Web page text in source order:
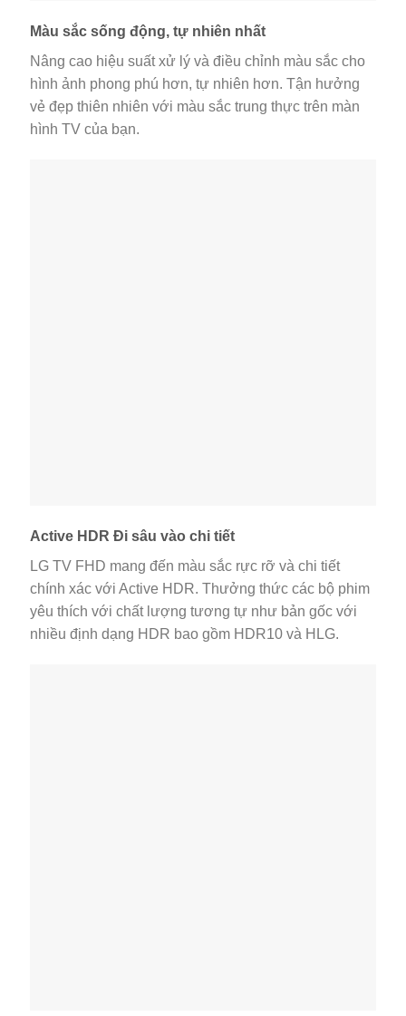
Màu sắc sống động, tự nhiên nhất
Nâng cao hiệu suất xử lý và điều chỉnh màu sắc cho
hình ảnh phong phú hơn, tự nhiên hơn. Tận hưởng
vẻ đẹp thiên nhiên với màu sắc trung thực trên màn
hình TV của bạn.
Active HDR Đi sâu vào chi tiết
LG TV FHD mang đến màu sắc rực rỡ và chi tiết
chính xác với Active HDR. Thưởng thức các bộ phim
yêu thích với chất lượng tương tự như bản gốc với
nhiều định dạng HDR bao gồm HDR10 và HLG.